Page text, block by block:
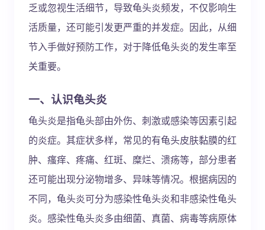
乏或忽视生活细节，导致龟头炎频发，不仅影响生
活质量，还可能引发更严重的并发症。因此，从细
节入手做好预防工作，对于降低龟头炎的发生率至
关重要。
一、认识龟头炎
龟头炎是指龟头部由外伤、刺激或感染等因素引起
的炎症。其症状多样，常见的有龟头皮肤黏膜的红
肿、瘙痒、疼痛、红斑、糜烂、溃疡等，部分患者
还可能出现分泌物增多、异味等情况。根据病因的
不同，龟头炎可分为感染性龟头炎和非感染性龟头
炎。感染性龟头炎多由细菌、真菌、病毒等病原体